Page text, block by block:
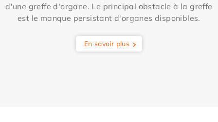
d'une greffe d'organe. Le principal obstacle à la greffe
est le manque persistant d'organes disponibles.
En savoir plus